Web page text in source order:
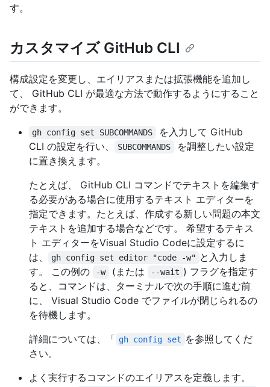
す。
カスタマイズ GitHub CLI
構成設定を変更し、エイリアスまたは拡張機能を追加し
て、 GitHub CLI が最適な方法で動作するようにすること
ができます。
gh config set SUBCOMMANDS
を入力して GitHub
CLI の設定を行い、
SUBCOMMANDS
を調整したい設定
に置き換えます。
たとえば、 GitHub CLI コマンドでテキストを編集す
る必要がある場合に使用するテキスト エディターを
指定できます。たとえば、作成する新しい問題の本文
テキストを追加する場合などです。 希望するテキス
ト エディターをVisual Studio Codeに設定するに
は、
gh config set editor "code -w" と入力しま
す。 この例の
-w (または --wait ) フラグを指定す
ると、コマンドは、ターミナルで次の手順に進む前
に、 Visual Studio Code でファイルが閉じられるの
を待機します。
詳細については、「 gh config set を参照してくだ
さい。
よく実行するコマンドのエイリアスを定義します。